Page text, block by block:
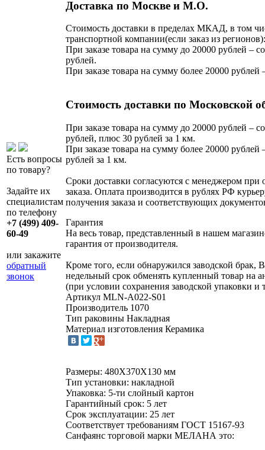
Есть вопросы
по товару?
Задайте их
специалистам
по телефону
+7 (499) 409-
60-49
или закажите
обратный
звонок
Доставка по Москве и М.О.
Стоимость доставки в пределах МКАД, в том
транспортной компании(если заказ из регионов):
При заказе товара на сумму до 20000 рублей –
рублей.
При заказе товара на сумму более 20000 рублей
Стоимость доставки по Московской
При заказе товара на сумму до 20000 рублей –
рублей, плюс 30 рублей за 1 км.
При заказе товара на сумму более 20000 рублей
рублей за 1 км.
Сроки доставки согласуются с менеджером при
заказа. Оплата производится в рублях РФ
получения заказа и соответствующих
Гарантия
На весь товар, представленный в нашем
гарантия от производителя.
Кроме того, если обнаружился заводской брак,
недельный срок обменять купленный товар на
(при условии сохранения заводской упаковки и
Артикул MLN-A022-S01
Производитель 1070
Тип раковины Накладная
Материал изготовления Керамика
Размеры: 480Х370Х130 мм
Тип установки: накладной
Упаковка: 5-ти слойный картон
Гарантийный срок: 5 лет
Срок эксплуатации: 25 лет
Соответствует требованиям ГОСТ 15167-93
Санфаянс торговой марки МЕЛАНА это: